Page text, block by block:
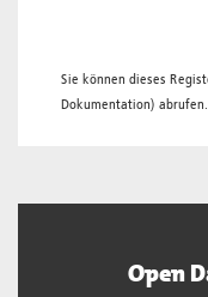
Sie können dieses
Dokumentation) abrufen.
Open